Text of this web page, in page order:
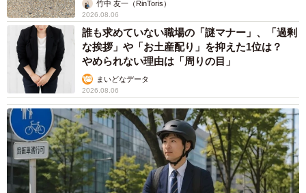
竹中 友一（RinToris）
2026.08.06
誰も求めていない職場の「謎マナー」、「過剰
な挨拶」や「お土産配り」を抑えた1位は？
やめられない理由は「周りの目」
まいどなデータ
2026.08.06